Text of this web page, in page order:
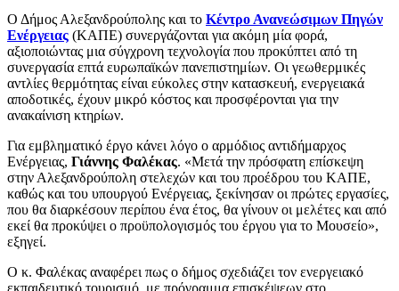
Ο Δήμος Αλεξανδρούπολης και το Κέντρο Ανανεώσιμων Πηγών
Ενέργειας (ΚΑΠΕ) συνεργάζονται για ακόμη μία φορά,
αξιοποιώντας μια σύγχρονη τεχνολογία που προκύπτει από τη
συνεργασία επτά ευρωπαϊκών πανεπιστημίων. Οι γεωθερμικές
αντλίες θερμότητας είναι εύκολες στην κατασκευή, ενεργειακά
αποδοτικές, έχουν μικρό κόστος και προσφέρονται για την
ανακαίνιση κτηρίων.
Για εμβληματικό έργο κάνει λόγο ο αρμόδιος αντιδήμαρχος
Ενέργειας, Γιάννης Φαλέκας. «Μετά την πρόσφατη επίσκεψη
στην Αλεξανδρούπολη στελεχών και του προέδρου του ΚΑΠΕ,
καθώς και του υπουργού Ενέργειας, ξεκίνησαν οι πρώτες εργασίες,
που θα διαρκέσουν περίπου ένα έτος, θα γίνουν οι μελέτες και από
εκεί θα προκύψει ο προϋπολογισμός του έργου για το Μουσείο»,
εξηγεί.
Ο κ. Φαλέκας αναφέρει πως ο δήμος σχεδιάζει τον ενεργειακό
εκπαιδευτικό τουρισμό, με πρόγραμμα επισκέψεων στο